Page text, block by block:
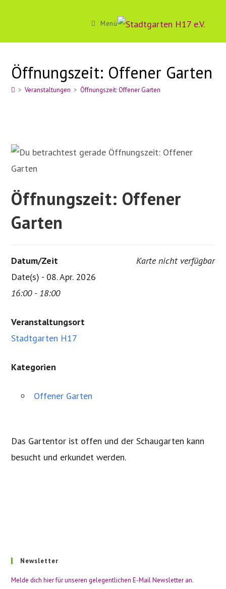
Menü
Öffnungszeit: Offener Garten
> Veranstaltungen > Öffnungszeit: Offener Garten
Öffnungszeit: Offener
Garten
Karte nicht verfügbar
Datum/Zeit
Date(s) - 08. Apr. 2026
16:00 - 18:00
Veranstaltungsort
Stadtgarten H17
Kategorien
Offener Garten
Das Gartentor ist offen und der Schaugarten kann
besucht und erkundet werden.
Newsletter
Melde dich hier für unseren gelegentlichen E-Mail Newsletter an.